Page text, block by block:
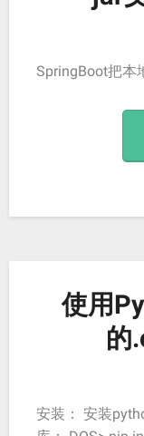
SpringBoot把本
使用
的
安装： 安装